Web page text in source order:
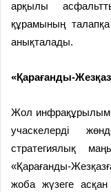
арқылы
құрамының талапқа
анықталады.
«Қарағанды-
Жол
учаскелерді
стратегиялық
«Қарағанды-
жоба жүзеге асқан